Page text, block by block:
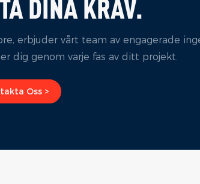
DINA KRAV.
erbjuder vårt team av engagerade
dig genom varje fas av ditt projekt.
Oss >